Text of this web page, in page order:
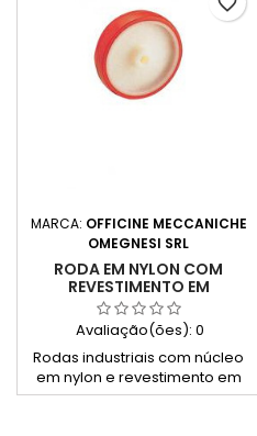
MARCA: OFFICINE MECCANICHE
OMEGNESI SRL
RODA EM NYLON COM
REVESTIMENTO EM
POLIURETANO INJETADO –
SÉRIE 89/NP
Avaliação(ões): 0
Rodas industriais com núcleo
em nylon e revestimento em
poliuretano injetado,